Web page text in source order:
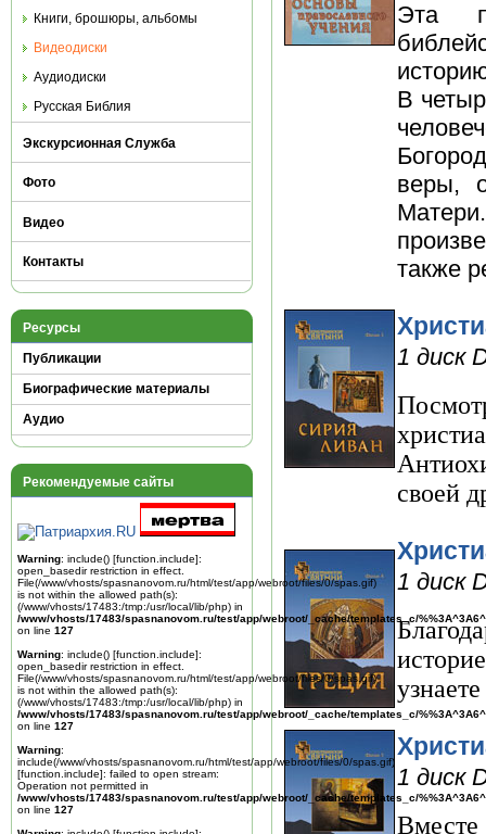
Эта
В
веры,
также
1 диск
своей
1 диск
1 диск
Книги, брошюры, альбомы
Видеодиски
Аудиодиски
Русская Библия
Экскурсионная Служба
Фото
Видео
Контакты
Ресурсы
Публикации
Биографические материалы
Аудио
Рекомендуемые сайты
Warning: include() [function.include]:
open_basedir restriction in effect.
File(/www/vhosts/spasnanovom.ru/html/test/app/webroot/files/0/spas.gif)
is not within the allowed path(s):
(/www/vhosts/17483:/tmp:/usr/local/lib/php) in
/www/vhosts/17483/spasnanovom.ru/test/app/webroot/_cache/templates_c/
on line 127
Warning: include() [function.include]:
open_basedir restriction in effect.
File(/www/vhosts/spasnanovom.ru/html/test/app/webroot/files/0/spas.gif)
is not within the allowed path(s):
(/www/vhosts/17483:/tmp:/usr/local/lib/php) in
/www/vhosts/17483/spasnanovom.ru/test/app/webroot/_cache/templates_c/
on line 127
Warning:
include(/www/vhosts/spasnanovom.ru/html/test/app/webroot/files/0/spas.gif)
[function.include]: failed to open stream:
Operation not permitted in
/www/vhosts/17483/spasnanovom.ru/test/app/webroot/_cache/templates_c/
on line 127